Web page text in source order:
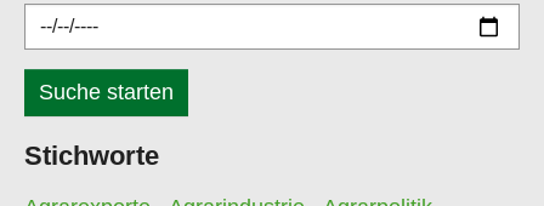
Stichworte